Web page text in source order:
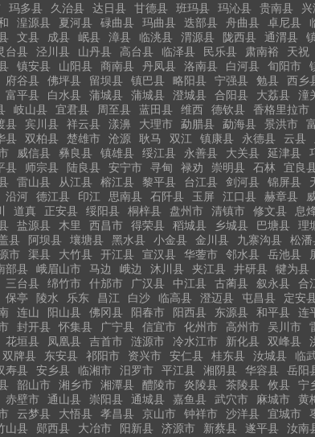
玛多县 久治县 达日县 甘德县 班玛县 玛沁县 贵南县
湟源县 夏河县 碌曲县 玛曲县 迭部县 舟曲县 卓尼县
文县 成县 岷县 漳县 临洮县 渭源县 陇西县 通渭县
台县 泾川县 山丹县 高台县 临泽县 民乐县 肃南裕 天祝
镇安县 山阳县 商南县 丹凤县 洛南县 白河县 旬阳市
府谷县 佛坪县 留坝县 镇巴县 略阳县 宁强县 勉县 西乡
富平县 白水县 蒲城县 蒲城县 澄城县 合阳县 大荔县 潼
岐山县 宜君县 周至县 蓝田县 维西 德钦县 香格里拉市
县 宾川县 祥云县 漾濞 大理市 勐腊县 勐海县 景洪市
县 双柏县 楚雄市 沧源 耿马 双江 镇康县 永德县 云县
威信县 彝良县 镇雄县 绥江县 永善县 大关县 延津县
县 师宗县 陆良县 安宁市 寻甸 禄劝 崇明县 石林 宜良
雷山县 从江县 榕江县 黎平县 台江县 剑河县 锦屏县
沿河 德江县 印江 思南县 石阡县 玉屏 江口县 赫章县
道真 正安县 绥阳县 桐梓县 盘州市 清镇市 修文县 息
盐源县 木里 西昌市 得荣县 稻城县 乡城县 巴塘县 理
县 阿坝县 壤塘县 黑水县 小金县 金川县 九寨沟县 松潘
市 渠县 大竹县 开江县 宣汉县 华蓥市 邻水县 岳池县
部县 峨眉山市 马边 峨边 沐川县 夹江县 井研县 犍为县
三台县 绵竹市 什邡市 广汉县 中江县 古蔺县 叙永县 合
保亭 陵水 乐东 昌江 白沙 临高县 澄迈县 屯昌县 定安
连山 阳山县 佛冈县 阳春市 阳西县 东源县 和平县 连
封开县 怀集县 广宁县 信宜市 化州市 高州市 吴川市
花垣县 凤凰县 吉首市 涟源市 冷水江市 新化县 双峰县
双牌县 东安县 祁阳市 资兴市 安仁县 桂东县 汝城县 临
寿县 安乡县 临湘市 汨罗市 平江县 湘阴县 华容县 岳阳
韶山市 湘乡市 湘潭县 醴陵市 炎陵县 茶陵县 攸县 宁
赤壁市 通山县 崇阳县 通城县 嘉鱼县 武穴市 麻城市 黄
云梦县 大悟县 孝昌县 京山市 钟祥市 沙洋县 宜城市
山县 郧西县 大冶市 阳新县 济源市 新蔡县 遂平县 汝南